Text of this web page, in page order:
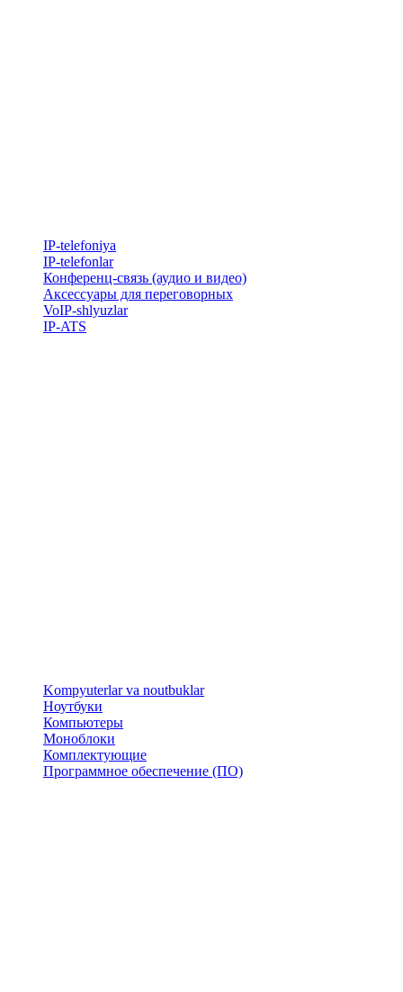
IP-telefoniya
​IP-telefonlar
Конференц-связь (аудио и видео)
Аксессуары для переговорных
VoIP-shlyuzlar
IP-ATS
​Kompyuterlar va noutbuklar
Ноутбуки
Компьютеры
Моноблоки
Комплектующие
Программное обеспечение (ПО)